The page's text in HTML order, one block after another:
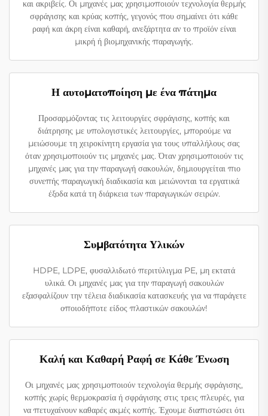
και ακριβείς. Οι μηχανές μας χρησιμοποιούν τεχνολογία θερμής
σφράγισης και κρύας κοπής, γεγονός που σημαίνει ότι κάθε
ραφή και άκρη είναι καθαρή, ανεξάρτητα αν το προϊόν είναι
μικρή ή βιομηχανικής παραγωγής.
Η αυτοματοποίηση με ένα πάτημα
Προσαρμόζοντας τις λειτουργίες σφράγισης, κοπής και
διάτρησης με υπολογιστικές λειτουργίες, μπορούμε να
μειώσουμε τη χειροκίνητη εργασία για τους υπαλλήλους σας
όταν χρησιμοποιούν τις μηχανές μας. Όταν χρησιμοποιούν τις
μηχανές μας για την παραγωγή σακουλών, δημιουργείται πιο
συνεπής παραγωγική διαδικασία και μειώνονται τα εργατικά
έξοδα κατά τη διάρκεια των παραγωγικών σειρών.
Συμβατότητα Υλικών
HDPE, LDPE, φυσαλλιδωτό περιτύλιγμα PE, μη εκτατά
υλικά. Οι μηχανές μας για την παραγωγή σακουλών
εξασφαλίζουν την τέλεια διαδικασία κατασκευής για να παράγετε
οποιοδήποτε είδος πλαστικών σακουλών!
Καλή και Καθαρή Ραφή σε Κάθε Ένωση
Οι μηχανές μας χρησιμοποιούν τεχνολογία θερμής σφράγισης,
κοπής χωρίς θερμοκρασία ή σφράγισης στις τρεις πλευρές, για
να πετυχαίνουν καθαρές ακμές κοπής. Έχουμε διαπιστώσει ότι